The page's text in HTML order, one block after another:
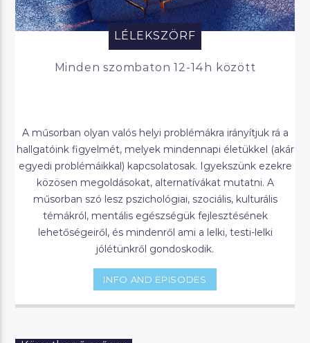
LÉLEKSZÖRF
Minden szombaton 12-14h között
A műsorban olyan valós helyi problémákra irányítjuk rá a
hallgatóink figyelmét, melyek mindennapi életükkel (akár
egyedi problémáikkal) kapcsolatosak. Igyekszünk ezekre
közösen megoldásokat, alternatívákat mutatni. A
műsorban szó lesz pszichológiai, szociális, kulturális
témákról, mentális egészségük fejlesztésének
lehetőségeiről, és mindenről ami a lelki, testi-lelki
jólétünkről gondoskodik.
INFO AND EPISODES